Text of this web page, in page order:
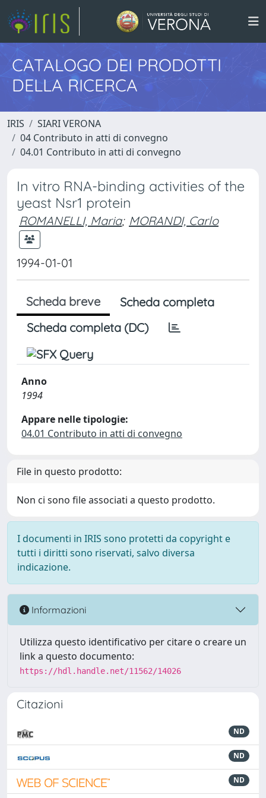
CATALOGO DEI PRODOTTI
DELLA RICERCA
IRIS
SIARI VERONA
04 Contributo in atti di convegno
04.01 Contributo in atti di convegno
In vitro RNA-binding activities of the
yeast Nsr1 protein
ROMANELLI, Maria; MORANDI, Carlo
1994-01-01
Scheda breve
Scheda completa
Scheda completa (DC)
Anno
1994
Appare nelle tipologie:
04.01 Contributo in atti di convegno
File in questo prodotto:
Non ci sono file associati a questo prodotto.
I documenti in IRIS sono protetti da copyright e
tutti i diritti sono riservati, salvo diversa
indicazione.
Informazioni
Utilizza questo identificativo per citare o creare un
link a questo documento:
https://hdl.handle.net/11562/14026
Citazioni
ND
ND
ND